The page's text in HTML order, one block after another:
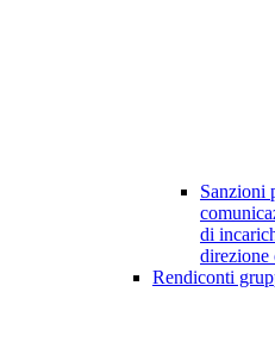
Sanzioni
di
direzione
Rendiconti